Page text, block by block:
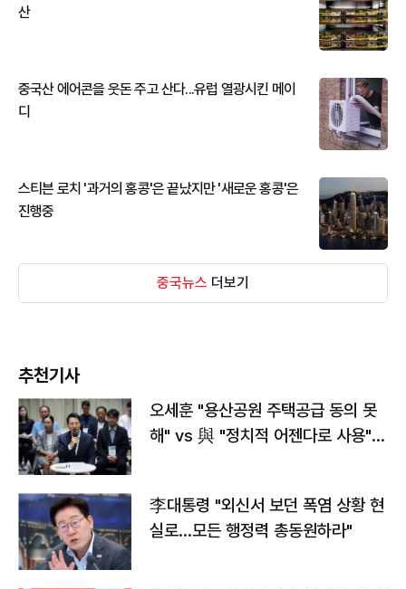
산
중국산 에어콘을 웃돈 주고 산다...유럽 열광시킨 메이
디
스티븐 로치 '과거의 홍콩'은 끝났지만 '새로운 홍콩'은
진행중
중국뉴스 더보기
추천기사
오세훈 "용산공원 주택공급 동의 못
해" vs 與 "정치적 어젠다로 사용"
李대통령 "외신서 보던 폭염 상황 현
실로…모든 행정력 총동원하라"